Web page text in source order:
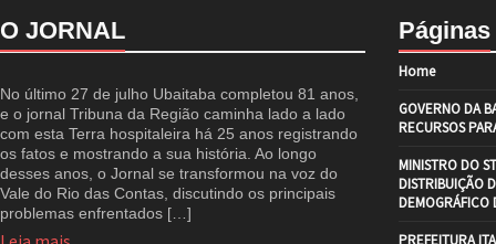
O JORNAL
No último 27 de julho Ubaitaba completou 81 anos,
e o jornal Tribuna da Região caminha lado a lado
com esta Terra hospitaleira há 25 anos registrando
os fatos e mostrando a sua história. Ao longo
desses anos, o Jornal se transformou na voz do
Vale do Rio das Contas, discutindo os principais
problemas enfrentados […]
Páginas
Home
GOVERNO DA
RECURSOS
MINISTRO DO
DISTRIBUIÇÃO
DEMOGRÁFICO
PREFEITURA